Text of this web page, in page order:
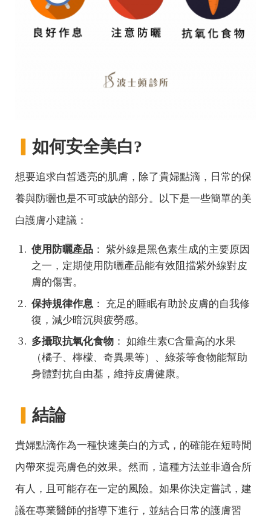
如何安全美白?
想要追求白皙透亮的肌膚，除了貴婦點滴，日常的保
養與防曬也是不可或缺的部分。以下是一些簡單的美
白護膚小建議：
使用防曬產品： 紫外線是黑色素生成的主要原因
之一，定期使用防曬產品能有效阻擋紫外線對皮
膚的傷害。
保持規律作息 ： 充足的睡眠有助於皮膚的自我修
復，減少暗沉與疲勞感。
多攝取抗氧化食物： 如維生素C含量高的水果
（橘子、檸檬、奇異果等）、綠茶等食物能幫助
身體對抗自由基，維持皮膚健康。
結論
貴婦點滴作為一種快速美白的方式，的確能在短時間
內帶來提亮膚色的效果。然而，這種方法並非適合所
有人，且可能存在一定的風險。如果你決定嘗試，建
議在專業醫師的指導下進行，並結合日常的護膚習